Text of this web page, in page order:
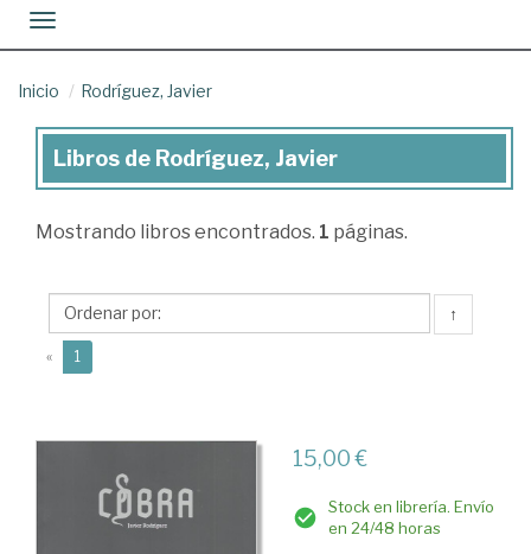
Toggle navigation
Inicio Rodríguez, Javier
Libros
Rodríguez,
Libros de Rodríguez, Javier
Mostrando libros encontrados. 1 páginas.
↑
« 1
15,00 €
Stock en librería. Envío
en 24/48 horas